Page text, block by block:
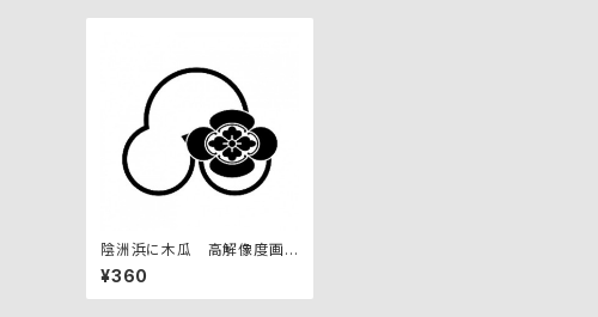
陰洲浜に木瓜 高解像度画
像セット
¥360